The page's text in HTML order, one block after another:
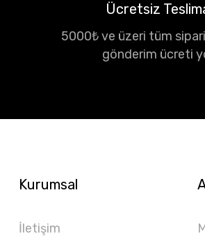
Ücretsiz
5000₺ ve üzeri tüm
gönderim ücreti
Kurumsal
İletişim